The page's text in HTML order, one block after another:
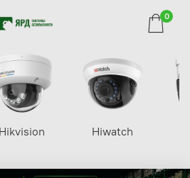
0
Hikvision Hiwatch